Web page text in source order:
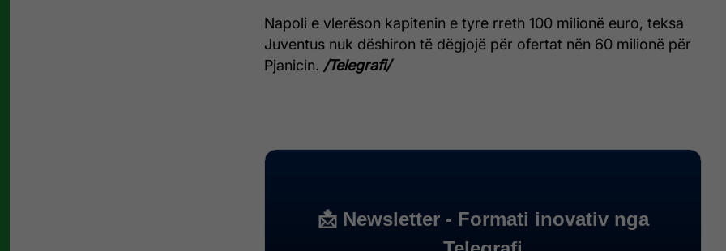
Napoli e vlerëson kapitenin e tyre rreth 100 milionë euro, teksa
Juventus nuk dëshiron të dëgjojë për ofertat nën 60 milionë për
Pjanicin. /Telegrafi/